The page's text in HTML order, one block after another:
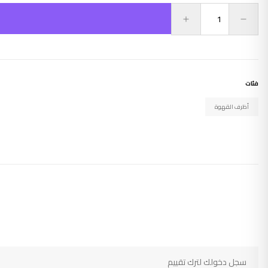
فئات
أظرف القهوة
سجل دخولك لترك تقييم